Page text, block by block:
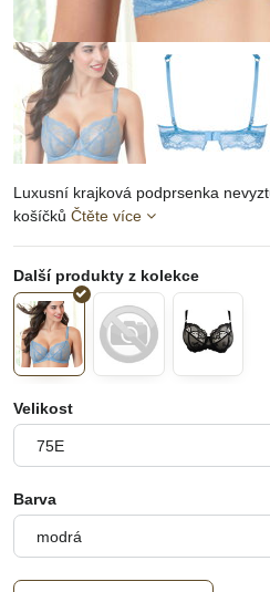
Luxusní krajková podprsenka
košíčků Čtěte více
Velikost
Barva